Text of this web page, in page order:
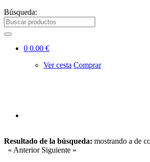
Búsqueda:
0 0.00 €
Ver cesta Comprar
Resultado de la búsqueda: mostrando a de
« Anterior Siguiente »